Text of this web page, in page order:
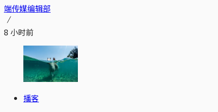
端传媒编辑部
8 小时前
播客